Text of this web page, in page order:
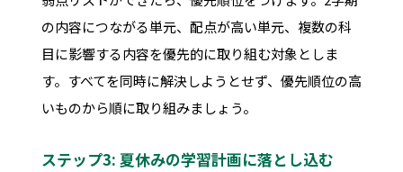
の内容につながる単元、配点が高い単元、複数の科
目に影響する内容を優先的に取り組む対象としま
す。すべてを同時に解決しようとせず、優先順位の高
いものから順に取り組みましょう。
ステップ3: 夏休みの学習計画に落とし込む